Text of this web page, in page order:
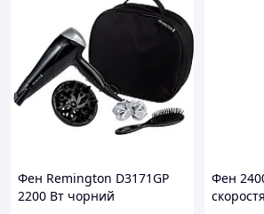
Фен Remington D3171GP
2200 Вт чорний
Фен